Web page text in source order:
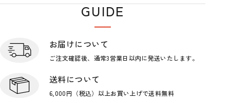
GUIDE
お届けについて
ご注文確認後、通常3営業日以内に発送いたします。
送料について
6,000円（税込）以上お買い上げで送料無料